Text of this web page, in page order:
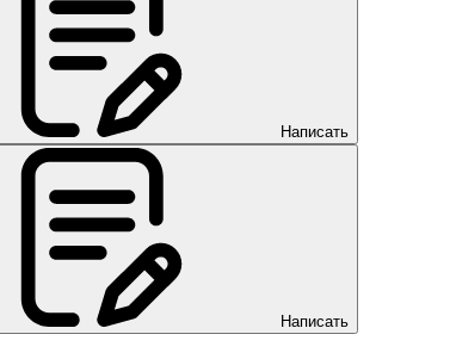
Написать
Написать